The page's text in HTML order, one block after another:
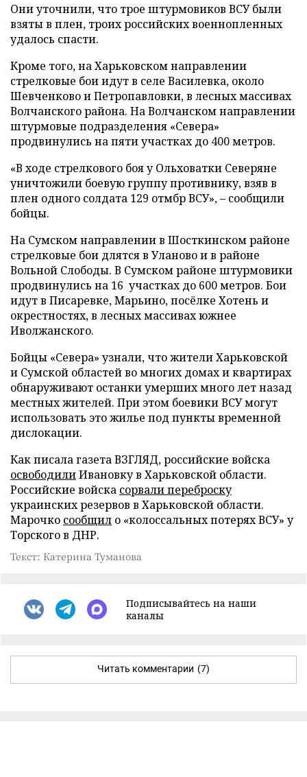
Они уточнили, что трое штурмовиков ВСУ были
взяты в плен, троих российских военнопленных
удалось спасти.
Кроме того, на Харьковском направлении
стрелковые бои идут в селе Василевка, около
Шевченково и Петропавловки, в лесных массивах
Волчанского района. На Волчанском направлении
штурмовые подразделения «Севера»
продвинулись на пяти участках до 400 метров.
«В ходе стрелкового боя у Ольховатки Северяне
уничтожили боевую группу противнику, взяв в
плен одного солдата 129 отмбр ВСУ», – сообщили
бойцы.
На Сумском направлении в Шосткинском районе
стрелковые бои длятся в Уланово и в районе
Вольной Слободы. В Сумском районе штурмовики
продвинулись на 16 участках до 600 метров. Бои
идут в Писаревке, Марьино, посёлке Хотень и
окрестностях, в лесных массивах южнее
Иволжанского.
Бойцы «Севера» узнали, что жители Харьковской
и Сумской областей во многих домах и квартирах
обнаруживают останки умерших много лет назад
местных жителей. При этом боевики ВСУ могут
использовать это жилье под пункты временной
дислокации.
Как писала газета ВЗГЛЯД, российские войска
освободилиИвановку в Харьковской области.
Российские войска сорвали переброску
украинских резервов в Харьковской области.
Марочко сообщил о «колоссальных потерях ВСУ» у
Торского в ДНР.
Текст: Катерина Туманова
Подписывайтесь на наши
каналы
Читать комментарии (7)